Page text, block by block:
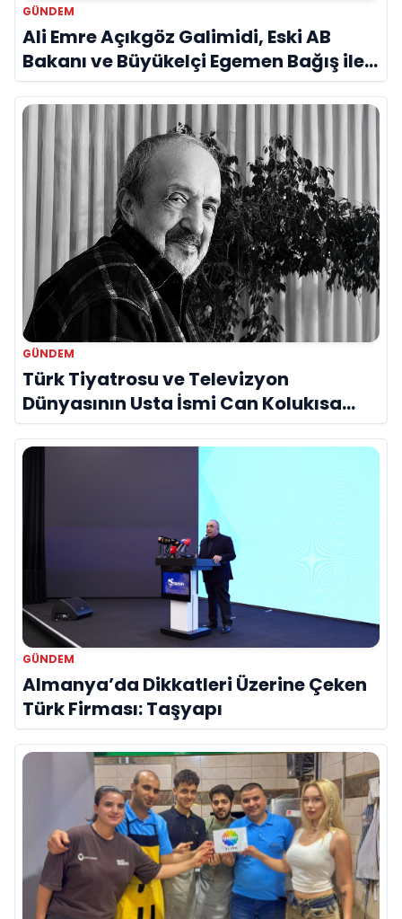
GÜNDEM
Ali Emre Açıkgöz Galimidi, Eski AB
Bakanı ve Büyükelçi Egemen Bağış ile
Bir Araya Geldi
GÜNDEM
Türk Tiyatrosu ve Televizyon
Dünyasının Usta İsmi Can Kolukısa
Hayatını Kaybetti
GÜNDEM
Almanya’da Dikkatleri Üzerine Çeken
Türk Firması: Taşyapı